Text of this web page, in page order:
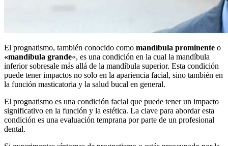
El prognatismo, también conocido como mandíbula prominente o
«mandíbula grande«, es una condición en la cual la mandíbula
inferior sobresale más allá de la mandíbula superior. Esta condición
puede tener impactos no solo en la apariencia facial, sino también en
la función masticatoria y la salud bucal en general.
El prognatismo es una condición facial que puede tener un impacto
significativo en la función y la estética. La clave para abordar esta
condición es una evaluación temprana por parte de un profesional
dental.